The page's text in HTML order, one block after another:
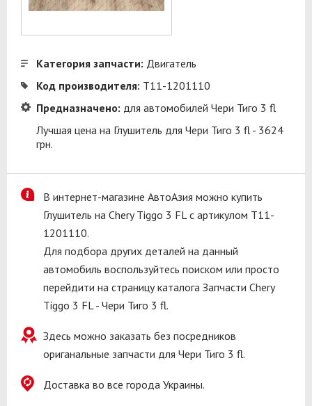
Категория запчасти: Двигатель
Код производителя: T11-1201110
Предназначено: для автомобилей Чери Тиго 3 fl
Лучшая цена на Глушитель для Чери Тиго 3 fl - 3624
грн.
В интернет-магазине АвтоАзия можно купить
Глушитель на Chery Tiggo 3 FL с артикулом T11-
1201110.
Для подбора других деталей на данный
автомобиль воспользуйтесь поиском или просто
перейдити на страницу каталога Запчасти Chery
Tiggo 3 FL - Чери Тиго 3 fl.
Здесь можно заказать без посредников
ориганальные запчасти для Чери Тиго 3 fl.
Доставка во все города Украины.